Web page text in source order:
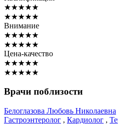
★★★★★
★★★★★
Внимание
★★★★★
★★★★★
Цена-качество
★★★★★
★★★★★
Врачи поблизости
Белоглазова Любовь Николаевна
Гастроэнтеролог , Кардиолог ,